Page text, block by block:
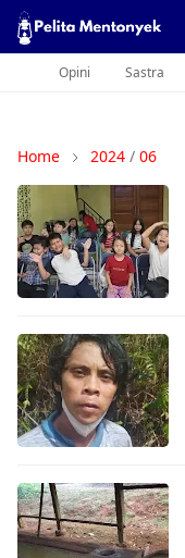
Opini Sastra
Home 2024 / 06